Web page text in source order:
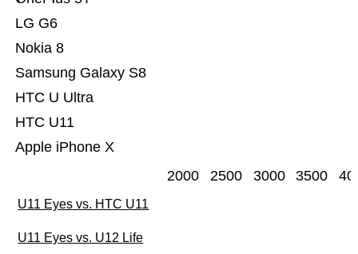
Apple iPhone X
HTC U11
HTC U Ultra
Samsung Galaxy S8
Nokia 8
LG G6
2000 2500 3000 3500
U11 Eyes vs. HTC U11
U11 Eyes vs. U12 Life